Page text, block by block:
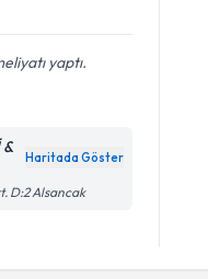
yaptı.
Haritada Göster
D:2 Alsancak